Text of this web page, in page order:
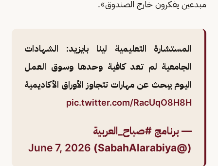
مبدعين يفكرون خارج الصندوق».
المستشارة التعليمية لينا بايزيد: الشهادات
الجامعية لم تعد كافية وحدها وسوق العمل
اليوم يبحث عن مهارات تتجاوز الأوراق الأكاديمية
pic.twitter.com/RacUqO8H8H
— برنامج #صباح_العربية
(@SabahAlarabiya)
June 7, 2026